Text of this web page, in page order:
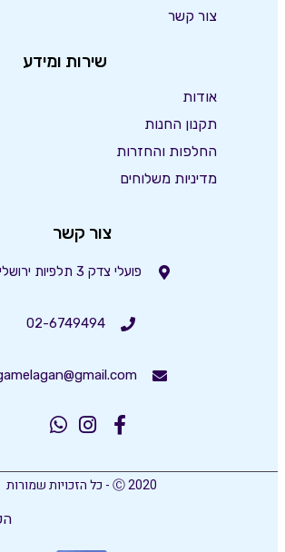
צור קשר
שירות ומידע
אודות
תקנון החנות
החלפות והחזרות
מדיניות משלוחים
צור קשר
פועלי צדק 3 תלפיות ירושלים
02-6749494
Ⓒ 2020 - כל הזכויות שמורות